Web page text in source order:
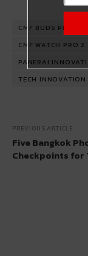
CMF BUDS PRO 2
CMF WATCH PRO 2
PANERAI
TECH INNOVATION
PREVIOUS ARTICLE
Five Bangkok
Checkpoints for